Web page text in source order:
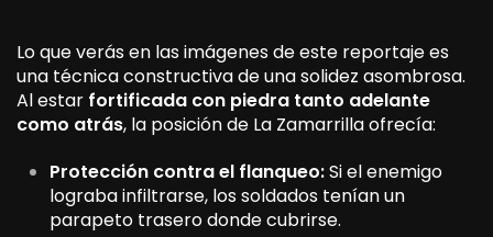
Lo que verás en las imágenes de este reportaje es
una técnica constructiva de una solidez asombrosa.
Al estar fortificada con piedra tanto adelante
como atrás, la posición de La Zamarrilla ofrecía:
Protección contra el flanqueo:Si el enemigo
lograba infiltrarse, los soldados tenían un
parapeto trasero donde cubrirse.